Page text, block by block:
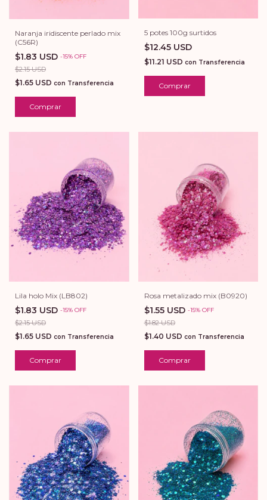
Naranja iridiscente perlado mix
(C56R)
$1.83 USD -15% OFF
$2.15 USD
$1.65 USD con Transferencia
Comprar
5 potes 100g surtidos
$12.45 USD
$11.21 USD con Transferencia
Lila holo Mix (LB802)
$1.83 USD -15% OFF
$2.15 USD
$1.65 USD con Transferencia
Comprar
Rosa metalizado mix (B0920)
$1.55 USD -15% OFF
$1.82 USD
$1.40 USD con Transferencia
Comprar